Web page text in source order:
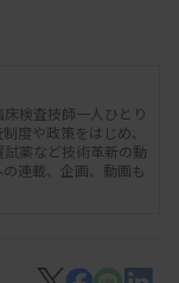
ためのセルフ
。検査技師一人ひとり
度や政策をはじめ、
薬など技術革新の動
連載、企画、動画も